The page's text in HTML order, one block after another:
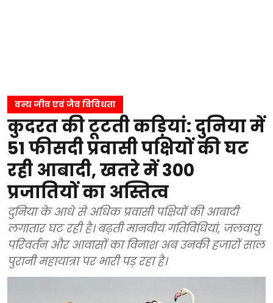
वन्य जीव एवं जैव विविधता
कुदरत की टूटती कड़ियां: दुनिया में
51 फीसदी प्रवासी पक्षियों की घट
रही आबादी, खतरे में 300
प्रजातियों का अस्तित्व
दुनिया के आधे से अधिक प्रवासी पक्षियों की आबादी
लगातार घट रही है। बढ़ती मानवीय गतिविधियां, जलवायु
परिवर्तन और आवासों का विनाश अब उनकी हजारों साल
पुरानी महायात्रा पर भारी पड़ रहा है।